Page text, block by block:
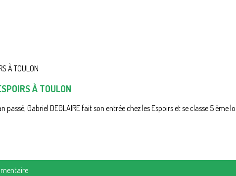
À TOULON
passé, Gabriel DEGLAIRE fait son entrée chez les Espoirs et se classe 5